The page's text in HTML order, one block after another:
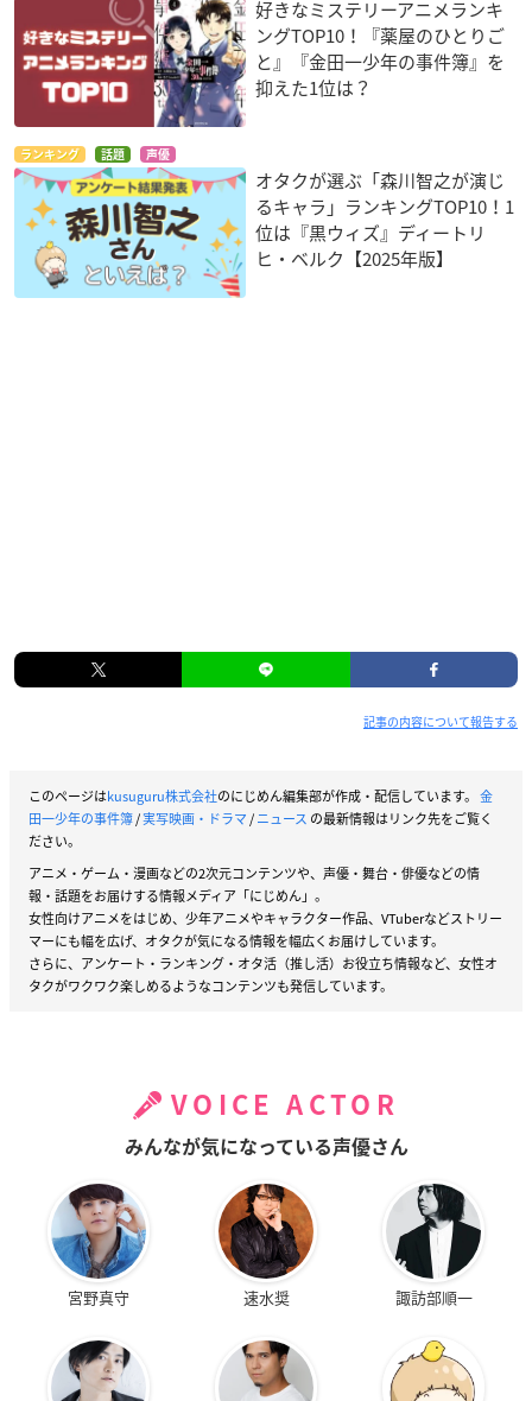
好きなミステリーアニメランキ
ングTOP10！『薬屋のひとりご
と』『金田一少年の事件簿』を
抑えた1位は？
ランキング 話題 声優
オタクが選ぶ「森川智之が演じ
るキャラ」ランキングTOP10！1
位は『黒ウィズ』ディートリ
ヒ・ベルク【2025年版】
記事の内容について報告する
このページはkusuguru株式会社のにじめん編集部が作成・配信しています。 金
田一少年の事件簿/実写映画・ドラマ/ニュース の最新情報はリンク先をご覧く
ださい。
アニメ・ゲーム・漫画などの2次元コンテンツや、声優・舞台・俳優などの情
報・話題をお届けする情報メディア「にじめん」。
女性向けアニメをはじめ、少年アニメやキャラクター作品、VTuberなどストリー
マーにも幅を広げ、オタクが気になる情報を幅広くお届けしています。
さらに、アンケート・ランキング・オタ活（推し活）お役立ち情報など、女性オ
タクがワクワク楽しめるようなコンテンツも発信しています。
VOICE ACTOR
みんなが気になっている声優さん
宮野真守 速水奨 諏訪部順一